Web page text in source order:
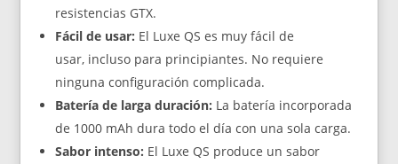
resistencias GTX.
Fácil de usar: El Luxe QS es muy fácil de
usar, incluso para principiantes. No requiere
ninguna configuración complicada.
Batería de larga duración: La batería incorporada
de 1000 mAh dura todo el día con una sola carga.
Sabor intenso: El Luxe QS produce un sabor